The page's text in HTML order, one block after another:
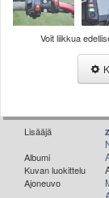
ACS 2015 kuvia
Lisää uusi
UUTISET
Valitse
Tampereen sää
Turun sää
Oulun sää
Kuopion sää
Voit liikkua
Lisääjä
Albumi
Kuvan luokittelu
Ajoneuvo